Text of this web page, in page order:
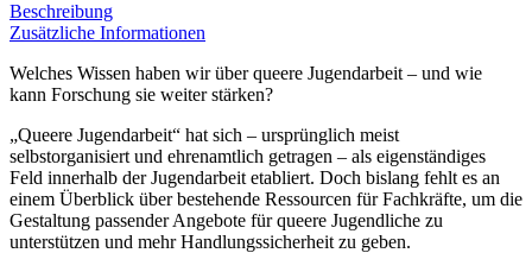
Beschreibung
Zusätzliche Informationen
Welches Wissen haben wir über queere Jugendarbeit – und wie
kann Forschung sie weiter stärken?
„Queere Jugendarbeit“ hat sich – ursprünglich meist
selbstorganisiert und ehrenamtlich getragen – als eigenständiges
Feld innerhalb der Jugendarbeit etabliert. Doch bislang fehlt es an
einem Überblick über bestehende Ressourcen für Fachkräfte, um die
Gestaltung passender Angebote für queere Jugendliche zu
unterstützen und mehr Handlungssicherheit zu geben.